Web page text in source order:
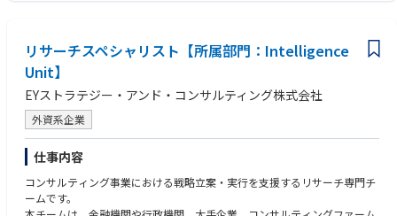
・アプリケーション大学制度について
https://www.disco.co.jp/recruit/management/system/#ap_university
・半導体製造装置の研究開発（メカ、エレキ、ソフト、光学系）
・精密加工ツールや機能性消耗品の研究開発（化学、材料系）
・加工プロセスの研究開発
・国内/海外営業
・総務/人事/経理等のバックオフィス系
など
※生産管理や製造等の工場系職種を希望する場合は、広島/長野事業所へ
の応募をご検討ください
【制度を支える環境】
AP大学では、有志によるプログラミング・英語・プレゼン勉強会など社内
・DISCO VALUES に共感できる人
・人と良い関係を築ける人
<参考：「求める人材」と「求めない人材」>
ディスコはあえて「求めない人材」像を明らかにしています。
それは就職を希望される方が前もって、ご自身の適性や能力と当社の社員
像をより分かり易く照らし合わせることができると考えているからです。
ディスコは多様な方々に門戸を開いていますが、これらの人材像が応募に
あたっての判断基準となり、少しでもお互いのミスマッチの回避につなが
ると期待しています。
社員と社員、社員とディスコ、より良い関係でお互い成長を目指していき
リサーチスペシャリスト【所属部門：Intelligence
Unit】
EYストラテジー・アンド・コンサルティング株式会社
外資系企業
仕事内容
コンサルティング事業における戦略立案・実行を支援するリサーチ専門チ
ームです。